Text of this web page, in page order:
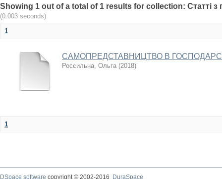
Showing 1 out of a total of 1 results for collection: Статті з
(0.003 seconds)
1
САМОПРЕДСТАВНИЦТВО В
Россильна, Ольга (2018)
1
DSpace software copyright © 2002-2016
DuraSpace